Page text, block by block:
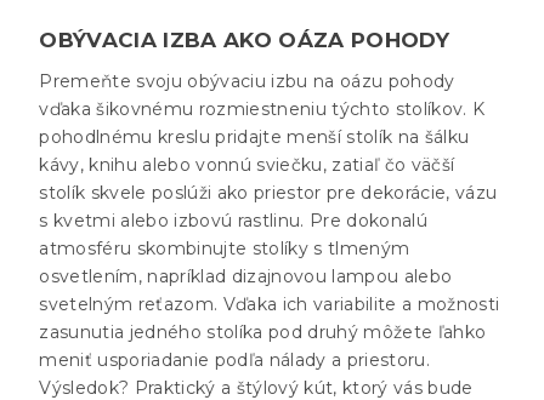
OBÝVACIA IZBA AKO OÁZA POHODY
Premeňte svoju obývaciu izbu na oázu pohody
vďaka šikovnému rozmiestneniu týchto stolíkov. K
pohodlnému kreslu pridajte menší stolík na šálku
kávy, knihu alebo vonnú sviečku, zatiaľ čo väčší
stolík skvele poslúži ako priestor pre dekorácie, vázu
s kvetmi alebo izbovú rastlinu. Pre dokonalú
atmosféru skombinujte stolíky s tlmeným
osvetlením, napríklad dizajnovou lampou alebo
svetelným reťazom. Vďaka ich variabilite a možnosti
zasunutia jedného stolíka pod druhý môžete ľahko
meniť usporiadanie podľa nálady a priestoru.
Výsledok? Praktický a štýlový kút, ktorý vás bude